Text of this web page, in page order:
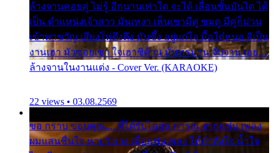
ล้างจานคอยคู่ ไม่รู้ อีกนานเท่าใด จะได้ เลื่อนขั้นบันได ได้
เป็น ตำแหน่งเจ้าสาว มันเหงา เห็นเขามีคู่ ซมดู มีคู่ก็ม่วน
เข้าพาขวัญ เสียงโห่ตึงตึง มันซึ้ง อยู่แก่ใจ มื้อใด๋หนอ สิเป็น
งานเฮา มัวซอยเขา ใจเฮาซิด้าน มันทรมาน จับจาน เอย…
ล้างจานในงานแต่ง - Cover Ver. (KARAOKE)
22 views • 03.08.2569
ขอ กราบ ขอบคุณ.... ที่ได้รับไออุ่น การุณ จากแฟน เพลง
ผมแสนชื่นใจ หายวังเวง เมื่อแฟนเพลง ให้กำลังใจ น้ำใจ